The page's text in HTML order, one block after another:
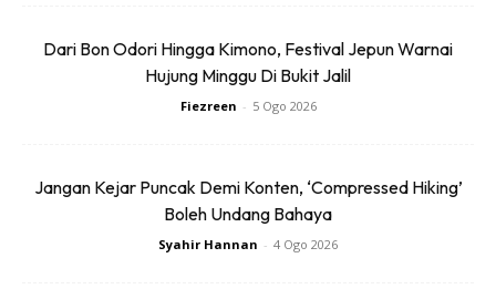
seramai 94 peratus daripada responden berkata mereka
seronok dengan proses perancangan percutian.
adalah:
Menerokai pengalaman baharu(23%)
Dari Bon Odori Hingga Kimono, Festival Jepun Warnai
Hujung Minggu Di Bukit Jalil
Fiezreen - 5 Ogo 2026
Jangan Kejar Puncak Demi Konten, ‘Compressed Hiking’
Boleh Undang Bahaya
Syahir Hannan - 4 Ogo 2026